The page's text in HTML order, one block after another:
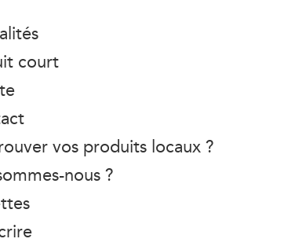
court
vos produits locaux ?
nous ?